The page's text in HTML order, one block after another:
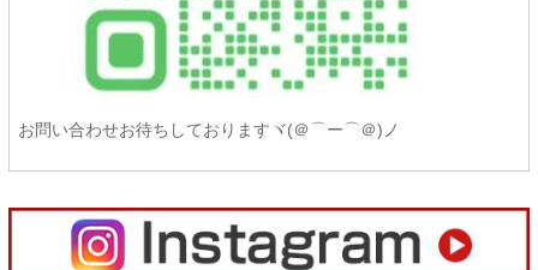
お問い合わせお待ちしておりますヾ(＠⌒ー⌒＠)ノ